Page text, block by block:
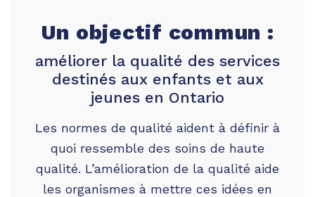
Un objectif commun :
améliorer la qualité des services
destinés aux enfants et aux
jeunes en Ontario
Les normes de qualité aident à définir à
quoi ressemble des soins de haute
qualité. L’amélioration de la qualité aide
les organismes à mettre ces idées en